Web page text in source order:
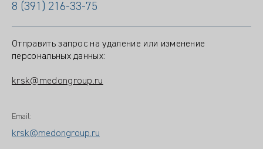
8 (391) 216-33-75
Отправить запрос на удаление или изменение
персональных данных:
krsk@medongroup.ru
Email:
krsk@medongroup.ru